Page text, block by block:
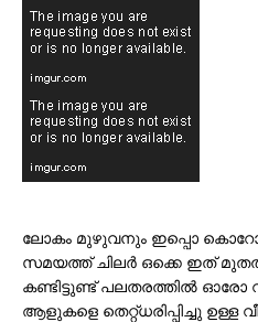
ലോകം മുഴുവനും ഇപ്പൊ
സമയത്ത് ചിലര്‍ ഒക്കെ ഇത്
കണ്ടിട്ടുണ്ട് പലതരത്തില്‍
ആളുകളെ തെറ്റ്ധരിപ്പിച്ചു ഉള്ള